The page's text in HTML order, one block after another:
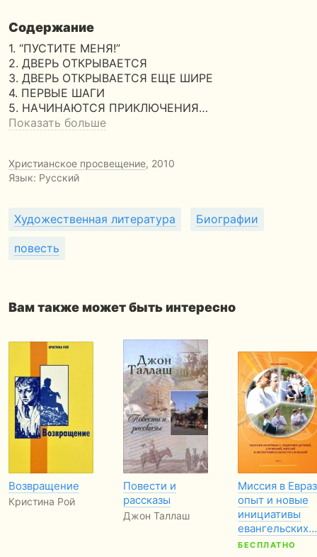
Содержание
1. “ПУСТИТЕ МЕНЯ!”
2. ДВЕРЬ ОТКРЫВАЕТСЯ
3. ДВЕРЬ ОТКРЫВАЕТСЯ ЕЩЕ ШИРЕ
4. ПЕРВЫЕ ШАГИ
5. НАЧИНАЮТСЯ ПРИКЛЮЧЕНИЯ…
Показать больше
Христианское просвещение, 2010
Язык: Русский
Художественная литература Биографии
повесть
Вам также может быть интересно
Возвращение
Кристина Рой
Повести и
рассказы
Джон Таллаш
Миссия в
опыт и новые
инициативы
евангельских…
БЕСПЛАТНО